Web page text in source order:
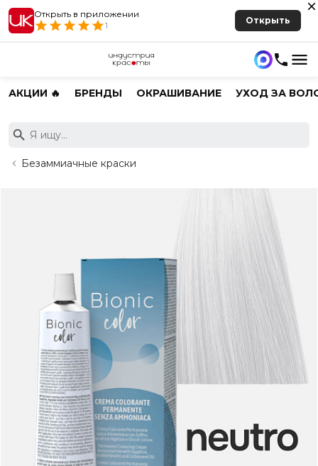
Открыть в приложении
1
Открыть
АКЦИИ 🔥 БРЕНДЫ ОКРАШИВАНИЕ УХОД ЗА
Безаммиачные краски